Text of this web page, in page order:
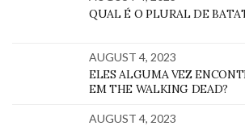
QUAL É O PLURAL DE
AUGUST 4, 2023
ELES ALGUMA VEZ
EM THE WALKING DEAD?
AUGUST 4, 2023